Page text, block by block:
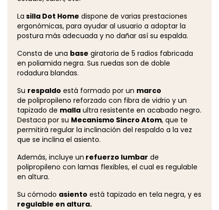
La silla Dot Home dispone de varias prestaciones
ergonómicas, para ayudar al usuario a adoptar la
postura más adecuada y no dañar así su espalda.
Consta de una base giratoria de 5 radios fabricada
en poliamida negra. Sus ruedas son de doble
rodadura blandas.
Su respaldo está formado por un marco
de polipropileno reforzado con fibra de vidrio y un
tapizado de malla ultra resistente en acabado negro.
Destaca por su Mecanismo Sincro Atom, que te
permitirá regular la inclinación del respaldo a la vez
que se inclina el asiento.
Además, incluye un refuerzo lumbar de
polipropileno con lamas flexibles, el cual es regulable
en altura.
Su cómodo asiento está tapizado en tela negra, y es
regulable en altura.